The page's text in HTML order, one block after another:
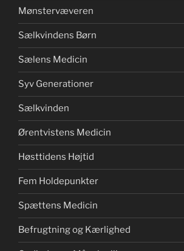
Mønstervæveren
Sælkvindens Børn
Sælens Medicin
Syv Generationer
Sælkvinden
Ørentvistens Medicin
Høsttidens Højtid
Fem Holdepunkter
Spættens Medicin
Befrugtning og Kærlighed